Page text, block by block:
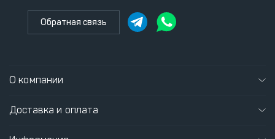
Обратная связь
О компании
Доставка и оплата